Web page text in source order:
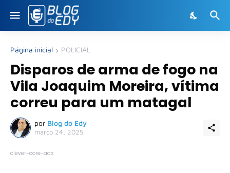
Página inicial POLICIAL
Disparos de arma de fogo na
Vila Joaquim Moreira, vítima
correu para um matagal
por Blog do Edy
março 24, 2025
clever-core-ads